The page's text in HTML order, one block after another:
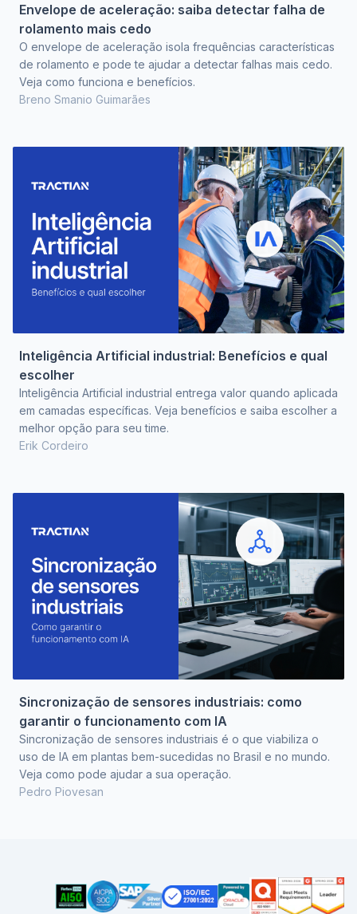
Envelope de aceleração: saiba detectar falha de
rolamento mais cedo
O envelope de aceleração isola frequências características
de rolamento e pode te ajudar a detectar falhas mais cedo.
Veja como funciona e benefícios.
Breno Smanio Guimarães
Inteligência Artificial industrial: Benefícios e qual
escolher
Inteligência Artificial industrial entrega valor quando aplicada
em camadas específicas. Veja benefícios e saiba escolher a
melhor opção para seu time.
Erik Cordeiro
Sincronização de sensores industriais: como
garantir o funcionamento com IA
Sincronização de sensores industriais é o que viabiliza o
uso de IA em plantas bem-sucedidas no Brasil e no mundo.
Veja como pode ajudar a sua operação.
Pedro Piovesan